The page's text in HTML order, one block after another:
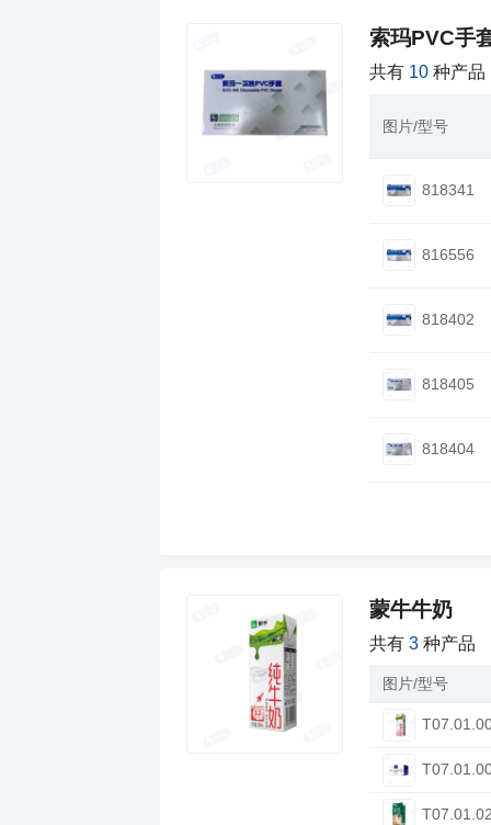
索玛PVC手
共有 10 种产品
图片/型号
818341
816556
818402
818405
818404
蒙牛牛奶
共有3 种产品
图片/型号